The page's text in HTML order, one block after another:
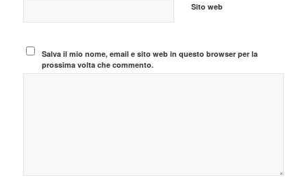
Sito web
Salva il mio nome, email e sito web in questo browser per la
prossima volta che commento.